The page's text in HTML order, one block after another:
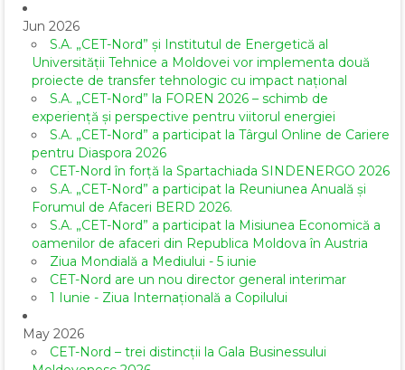
Jun 2026
S.A. „CET-Nord” și Institutul de Energetică al
Universității Tehnice a Moldovei vor implementa două
proiecte de transfer tehnologic cu impact național
S.A. „CET-Nord” la FOREN 2026 – schimb de
experiență și perspective pentru viitorul energiei
S.A. „CET-Nord” a participat la Târgul Online de Cariere
pentru Diaspora 2026
CET-Nord în forță la Spartachiada SINDENERGO 2026
S.A. „CET-Nord” a participat la Reuniunea Anuală și
Forumul de Afaceri BERD 2026.
S.A. „CET-Nord” a participat la Misiunea Economică a
oamenilor de afaceri din Republica Moldova în Austria
Ziua Mondială a Mediului - 5 iunie
CET-Nord are un nou director general interimar
1 Iunie - Ziua Internațională a Copilului
May 2026
CET-Nord – trei distincții la Gala Businessului